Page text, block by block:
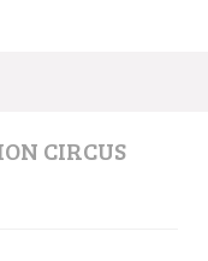
CIRCUS